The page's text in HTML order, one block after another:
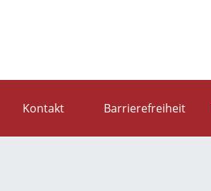
Kontakt Barrierefreiheit